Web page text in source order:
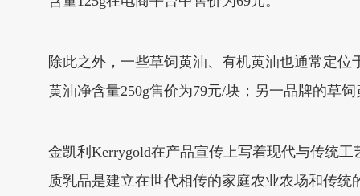
除此之外，一些草饲黄油、有机黄油也通常定
黄油净含量250g售价为79元/块；另一品牌的草
金凯利Kerrygold在产品宣传上写着现代与传统
质乳品是建立在世代相传的家庭农业农场和传